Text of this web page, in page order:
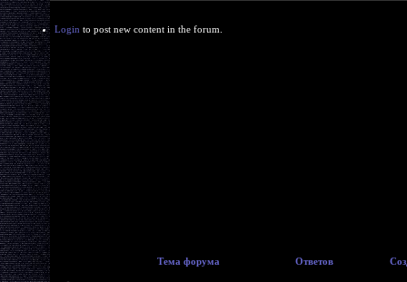
Login to post new content in the forum.
Тема форума Ответов